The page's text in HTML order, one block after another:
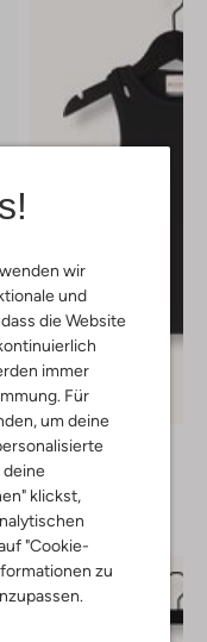
wir
und
die Website
immer
Für
um deine
deine
klickst,
"Cookie-
zu
Letzter Artikel
-50%
Retour
€ 17,99